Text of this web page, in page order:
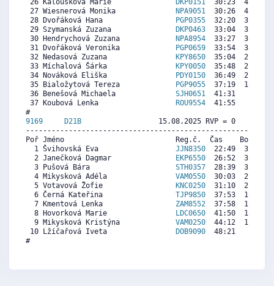
26 Kalousková Marie
DKP0151
30:23  4587
27 Wiesnerová Monika
NPA9051
30:26  4567
28 Dvořáková Hana
PGP0355
32:20  3807
29 Szymanská Zuzana
DKP0463
33:04  3514
30 Hendrychová Zuzana
NPA8954
33:27  3361
31 Dvořáková Veronika
PGP0659
33:54  3181
32 Nedasová Zuzana
KPY8650
35:04  2715
33 Míchalová Šárka
KPY0050
35:48  2421
34 Nováková Eliška
PDY0150
36:49  2015
35 Bialožytová Tereza
PGP9055
37:19  1815
36 Benešová Michaela SJH0651
41:31   136
37 Koubová Lenka
ROU9554
41:55     0
9169
D21B
15.08.2025 RVP = 0     IP
Poř Jméno                          Reg.č.  Čas    Body
  1 Švihovská Eva
JJN8350
22:49  3974
  2 Janečková Dagmar
EKP6550
26:52  3427
  3 Pušová Bára
STH0357
28:39  3186
  4 Mikysková Adéla
VAM0550
30:03  2996
  5 Votavová Žofie
KNC0250
31:10  2846
  6 Černá Kateřina
TJP9850
37:53  1938
  7 Kmentová Lenka
ZAM8552
37:58  1927
  8 Hovorková Marie
LDC0650
41:50  1404
  9 Mikysková Kristýna
VAM0250
44:12  1084
10 Lžíčařová Iveta
DOB9090
48:21   523
#